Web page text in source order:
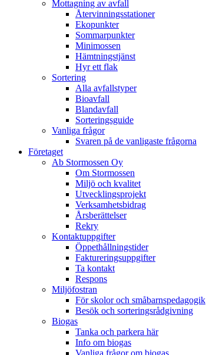
Mottagning av avfall
Återvinningsstationer
Ekopunkter
Sommarpunkter
Minimossen
Hämtningstjänst
Hyr ett flak
Sortering
Alla avfallstyper
Bioavfall
Blandavfall
Sorteringsguide
Vanliga frågor
Svaren på de vanligaste frågorna
Företaget
Ab Stormossen Oy
Om Stormossen
Miljö och kvalitet
Utvecklingsprojekt
Verksamhetsbidrag
Årsberättelser
Rekry
Kontaktuppgifter
Öppethållningstider
Faktureringsuppgifter
Ta kontakt
Respons
Miljöfostran
För skolor och småbarnspedagogik
Besök och sorteringsrådgivning
Biogas
Tanka och parkera här
Info om biogas
Vanliga frågor om biogas